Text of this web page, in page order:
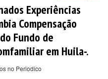
Experiências
Compensação
Fundo de
em Huila-.
no Periodico